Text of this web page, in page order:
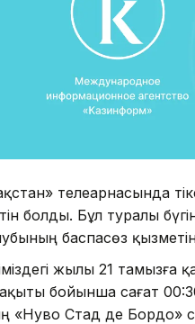
телеарнасында
болды. Бұл туралы
баспасөз
жылы 21 тамызға
бойынша сағат
«Нуво Стад де Бордо»